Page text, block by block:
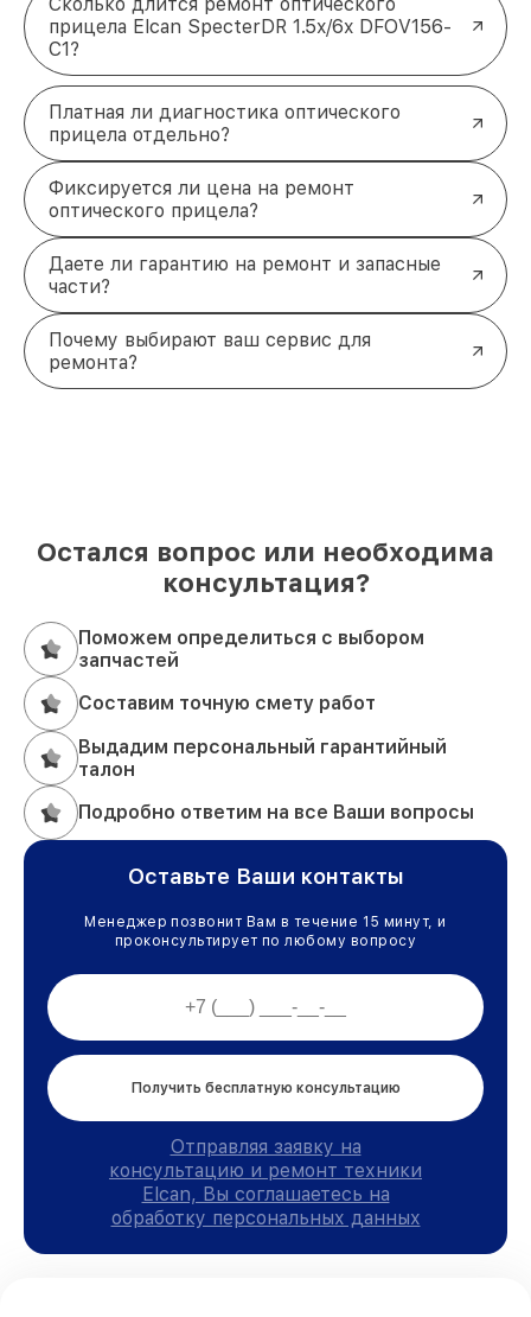
прицела Elcan SpecterDR 1.5x/6x DFOV156-
C1?
Платная ли диагностика оптического
прицела отдельно?
Фиксируется ли цена на ремонт
оптического прицела?
Даете ли гарантию на ремонт и запасные
части?
Почему выбирают ваш сервис для
ремонта?
Остался вопрос или необходима
консультация?
Поможем определиться с выбором
запчастей
Составим точную смету работ
Выдадим персональный гарантийный
талон
Подробно ответим на все Ваши вопросы
Оставьте Ваши контакты
Менеджер позвонит Вам в течение 15 минут, и
проконсультирует по любому вопросу
Получить бесплатную консультацию
Отправляя заявку на
консультацию и ремонт техники
Elcan, Вы соглашаетесь на
обработку персональных данных